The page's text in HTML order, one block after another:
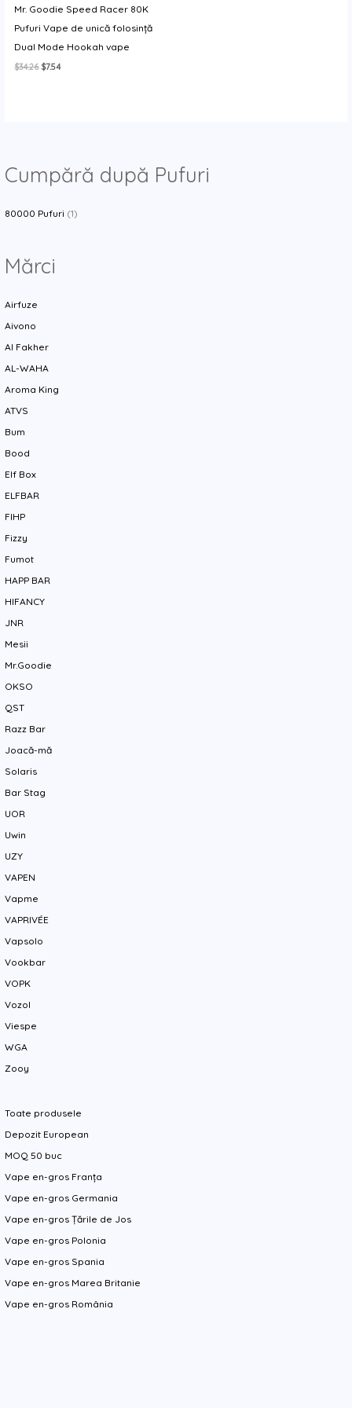
Cumpără după Pufuri
80000 Pufuri (1)
Mărci
Airfuze
Aivono
Al Fakher
AL-WAHA
Aroma King
ATVS
Bum
Bood
Elf Box
ELFBAR
FIHP
Fizzy
Fumot
HAPP BAR
HIFANCY
JNR
Mesii
Mr.Goodie
OKSO
QST
Razz Bar
Joacă-mă
Solaris
Bar Stag
UOR
Uwin
UZY
VAPEN
Vapme
VAPRIVÉE
Vapsolo
Vookbar
VOPK
Vozol
Viespe
WGA
Zooy
Toate produsele
Depozit European
MOQ 50 buc
Vape en-gros Franța
Vape en-gros Germania
Vape en-gros Țările de Jos
Vape en-gros Polonia
Vape en-gros Spania
Vape en-gros Marea Britanie
Vape en-gros România
Mr. Goodie Speed Racer 80K
Pufuri Vape de unică folosință
Dual Mode Hookah vape
$34.26 Prețul
$7.54Prețul